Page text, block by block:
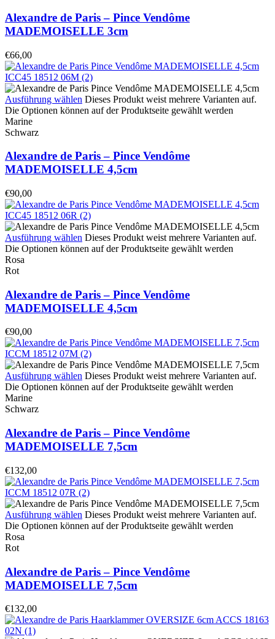
Alexandre de Paris – Pince Vendôme
MADEMOISELLE 3cm
€66,00
Ausführung wählen Dieses Produkt weist mehrere Varianten auf.
Die Optionen können auf der Produktseite gewählt werden
Marine
Schwarz
Alexandre de Paris – Pince Vendôme
MADEMOISELLE 4,5cm
€90,00
Ausführung wählen Dieses Produkt weist mehrere Varianten auf.
Die Optionen können auf der Produktseite gewählt werden
Rosa
Rot
Alexandre de Paris – Pince Vendôme
MADEMOISELLE 4,5cm
€90,00
Ausführung wählen Dieses Produkt weist mehrere Varianten auf.
Die Optionen können auf der Produktseite gewählt werden
Marine
Schwarz
Alexandre de Paris – Pince Vendôme
MADEMOISELLE 7,5cm
€132,00
Ausführung wählen Dieses Produkt weist mehrere Varianten auf.
Die Optionen können auf der Produktseite gewählt werden
Rosa
Rot
Alexandre de Paris – Pince Vendôme
MADEMOISELLE 7,5cm
€132,00